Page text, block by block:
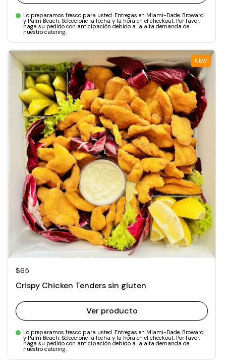
Lo preparamos fresco para usted. Entregas en Miami-Dade, Broward
y Palm Beach. Seleccione la fecha y la hora en el checkout. Por favor,
haga su pedido con anticipación debido a la alta demanda de
nuestro catering.
Precio normal
$65
Crispy Chicken Tenders sin gluten
Ver producto
Lo preparamos fresco para usted. Entregas en Miami-Dade, Broward
y Palm Beach. Seleccione la fecha y la hora en el checkout. Por favor,
haga su pedido con anticipación debido a la alta demanda de
nuestro catering.
NEW